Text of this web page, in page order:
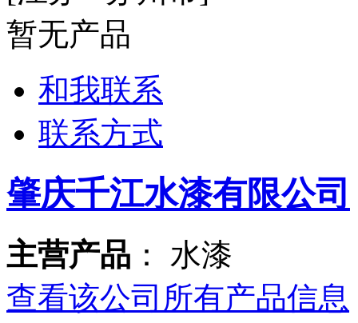
暂无产品
和我联系
联系方式
肇庆千江水漆有限公司
主营产品 ： 水漆
查看该公司所有产品信息